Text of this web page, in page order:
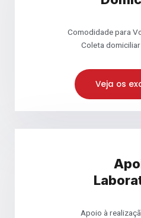
Comodidade para
Coleta domiciliar
Veja os
Apoio à